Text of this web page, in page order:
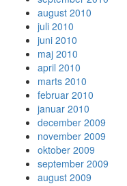
august 2010
juli 2010
juni 2010
maj 2010
april 2010
marts 2010
februar 2010
januar 2010
december 2009
november 2009
oktober 2009
september 2009
august 2009